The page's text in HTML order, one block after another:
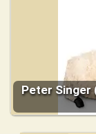
Peter Singer